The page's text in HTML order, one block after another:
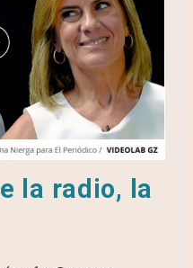
la radio, la